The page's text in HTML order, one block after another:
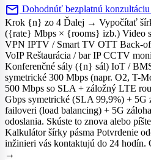
mail Dohodnúť bezplatnú konzultáciu
Krok {n} zo 4 Ďalej → Vypočítať
({rate} Mbps × {rooms} izb.) Video
VPN IPTV / Smart TV OTT Back-
VoIP Reštaurácia / bar IP CCTV
Konferenčné sály ({n} sál) IoT /
symetrické 300 Mbps (napr. O2, T-
500 Mbps so SLA + záložný LTE
Gbps symetrické (SLA 99,9%) + 5G
failoveri (load balancing) + 5G záloha
odoslania. Skúste to znova alebo
Kalkulátor šírky pásma Potvrdenie
inžinieri vás kontaktujú do 24 hodín.
→